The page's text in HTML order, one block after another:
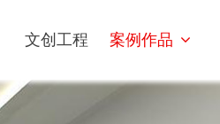
文创工程 案例作品